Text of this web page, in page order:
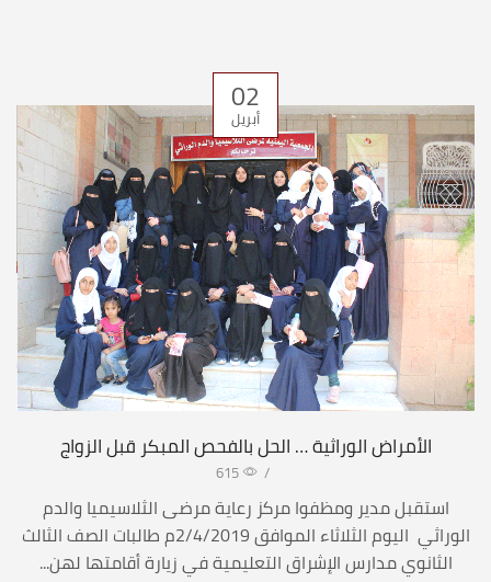
02
أبريل
الأمراض الوراثية … الحل بالفحص المبكر قبل الزواج
/
615
استقبل مدير ومظفوا مركز رعاية مرضى الثلاسيميا والدم
الوراثي اليوم الثلاثاء الموافق 2/4/2019م طالبات الصف الثالث
الثانوي مدارس الإشراق التعليمية في زيارة أقامتها لهن...